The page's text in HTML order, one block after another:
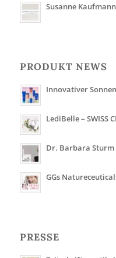
Susanne
PRODUKT NEWS
Innovativer
LediBelle – SWISS
Dr. Barbara Sturm
GGs
PRESSE